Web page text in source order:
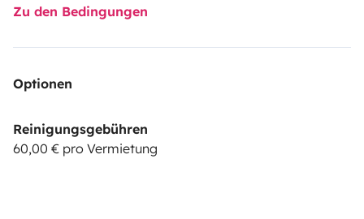
Zu den Bedingungen
Optionen
Reinigungsgebühren
60,00 € pro Vermietung